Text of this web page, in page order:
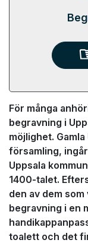
För många
begravning i
möjlighet.
församling,
Uppsala
1400-talet.
den av dem
begravning i en
toalett och det